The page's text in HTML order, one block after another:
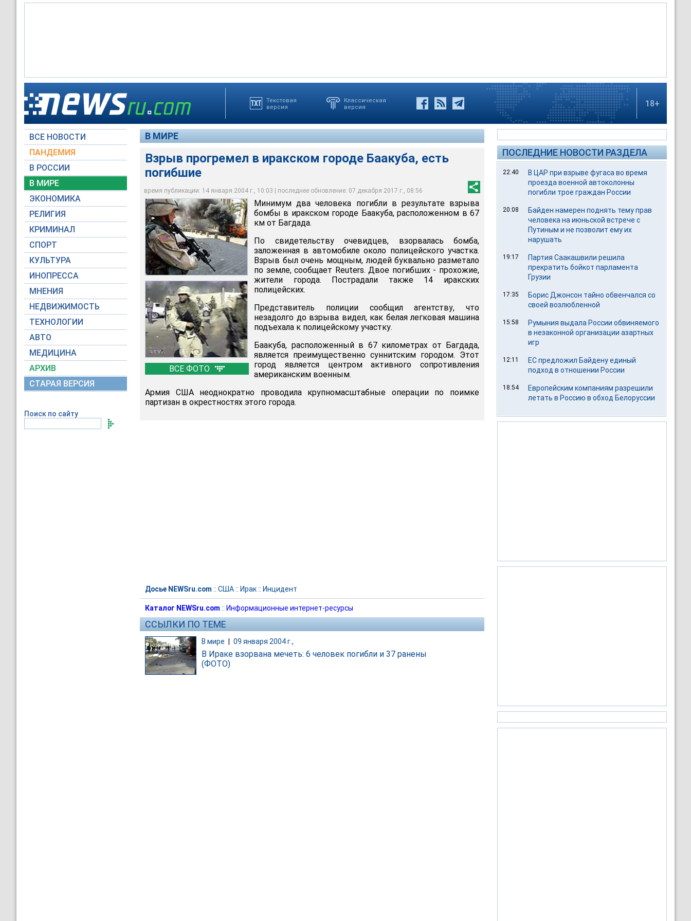
Текстовая
версия
Классическая
версия
18+
ВСЕ НОВОСТИ
ПАНДЕМИЯ
В РОССИИ
В МИРЕ
ЭКОНОМИКА
РЕЛИГИЯ
КРИМИНАЛ
СПОРТ
КУЛЬТУРА
ИНОПРЕССА
МНЕНИЯ
НЕДВИЖИМОСТЬ
ТЕХНОЛОГИИ
АВТО
МЕДИЦИНА
АРХИВ
СТАРАЯ ВЕРСИЯ
Поиск по сайту
В МИРЕ
Взрыв прогремел в иракском городе Баакуба, есть
погибшие
время публикации: 14 января 2004 г., 10:03 | последнее обновление: 07 декабря 2017 г., 08:56
ВСЕ ФОТО
По свидетельству очевидцев, взорвалась бомба, заложенная в автомобиле около
полицейского участка. Взрыв был очень мощным, людей буквально разметало по
земле
Архив NEWSru.com
Баакуба, расположенная в 67 километрах от Багдада, является преимущественно
суннитским городом. Этот город является центром активного сопротивления
американским военным
Архив NEWSru.com
Армия США неоднократно проводила крупномасштабные операции по поимке
партизан в окрестностях этого города
Yahoo!
Минимум два человека погибли в результате взрыва
бомбы в иракском городе Баакуба, расположенном в 67
км от Багдада.
По свидетельству очевидцев, взорвалась бомба,
заложенная в автомобиле около полицейского участка.
Взрыв был очень мощным, людей буквально разметало
по земле, сообщает Reuters. Двое погибших - прохожие,
жители города. Пострадали также 14 иракских
полицейских.
Представитель полиции сообщил агентству, что
незадолго до взрыва видел, как белая легковая машина
подъехала к полицейскому участку.
Баакуба, расположенный в 67 километрах от Багдада,
является преимущественно суннитским городом. Этот
город является центром активного сопротивления
американским военным.
Армия США неоднократно проводила крупномасштабные операции по поимке
партизан в окрестностях этого города.
Досье NEWSru.com :: США:: Ирак:: Инцидент
Каталог NEWSru.com :: Информационные интернет-ресурсы
ССЫЛКИ ПО ТЕМЕ
В мире 09 января 2004 г.,
В Ираке взорвана мечеть: 6 человек погибли и 37 ранены
(ФОТО)
ПОСЛЕДНИЕ НОВОСТИ РАЗДЕЛА
22:40
В ЦАР при взрыве фугаса во время
проезда военной автоколонны
погибли трое граждан России
20:08
Байден намерен поднять тему прав
человека на июньской встрече с
Путиным и не позволит ему их
нарушать
19:17
Партия Саакашвили решила
прекратить бойкот парламента
Грузии
17:35
Борис Джонсон тайно обвенчался со
своей возлюбленной
15:58
Румыния выдала России обвиняемого
в незаконной организации азартных
игр
12:11
ЕС предложил Байдену единый
подход в отношении России
18:54
Европейским компаниям разрешили
летать в Россию в обход Белоруссии